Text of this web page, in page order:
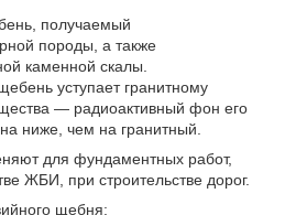
получаемый
породы, а также
каменной скалы.
уступает гранитному
— радиоактивный фон его
ниже, чем на гранитный.
для фундаментных работ,
ЖБИ, при строительстве дорог.
щебня: